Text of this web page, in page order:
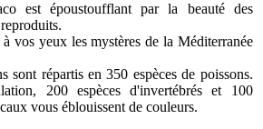
est époustoufflant par la beauté des
vos yeux les mystères de la Méditerranée
sont répartis en 350 espèces de poissons.
200 espèces d'invertébrés et 100
vous éblouissent de couleurs.